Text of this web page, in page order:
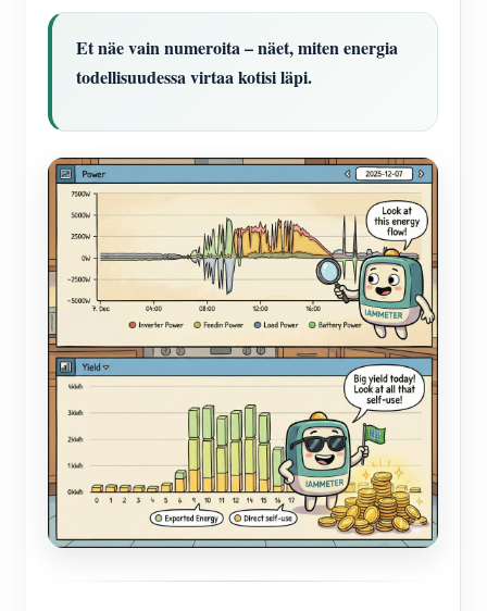
Et näe vain numeroita – näet, miten energia
todellisuudessa virtaa kotisi läpi.